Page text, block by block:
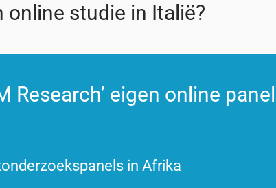
online studie in Italië?
Research’ eigen online
in Afrika